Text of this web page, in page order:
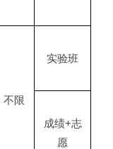
不限
实验班
成绩+志
愿